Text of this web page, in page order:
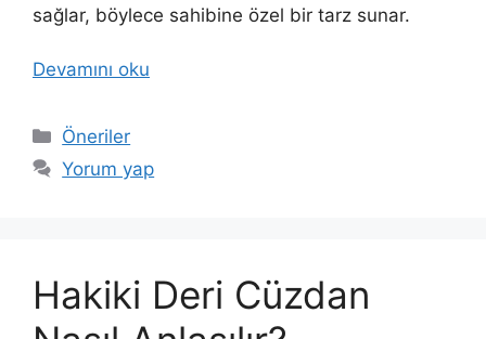
sağlar, böylece sahibine özel bir tarz sunar.
Devamını oku
Kategoriler
Öneriler
Yorum yap
Hakiki Deri Cüzdan